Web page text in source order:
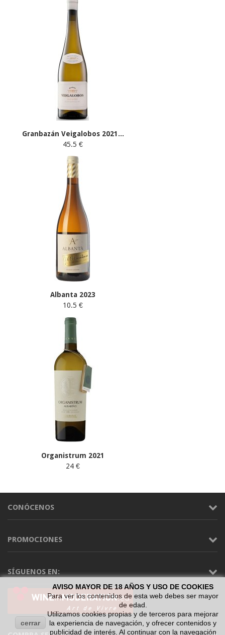
Granbazán Veigalobos 2021...
45.5 €
Albanta 2023
10.5 €
Organistrum 2021
24 €
CONÓCENOS
PROMOCIONES
SÍGUENOS EN:
cerrar
AVISO MAYOR DE 18 AÑOS Y USO DE COOKIES
Para ver los contenidos de esta web debes ser mayor
de edad.
Utilizamos cookies propias y de terceros para mejorar
la experiencia de navegación, y ofrecer contenidos y
publicidad de interés. Al continuar con la navegación